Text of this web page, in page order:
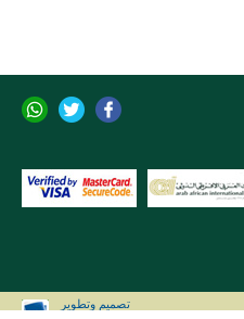
تصميم وتطوير